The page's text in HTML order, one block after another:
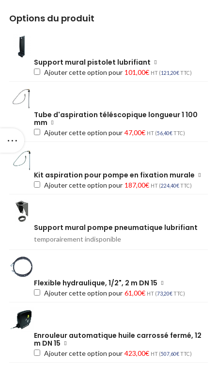
Options du produit
Support mural pistolet lubrifiant
Ajouter cette option pour 101,00€ HT (121,20€TTC)
Tube d'aspiration téléscopique longueur 1 100
mm
Ajouter cette option pour 47,00€ HT (56,40€TTC)
Kit aspiration pour pompe en fixation murale
Ajouter cette option pour 187,00€ HT (224,40€TTC)
Support mural pompe pneumatique lubrifiant
temporairement indisponible
Flexible hydraulique, 1/2", 2 m DN 15
Ajouter cette option pour 61,00€ HT (73,20€TTC)
Enrouleur automatique huile carrossé fermé, 12
m DN 15
Ajouter cette option pour 423,00€ HT (507,60€TTC)